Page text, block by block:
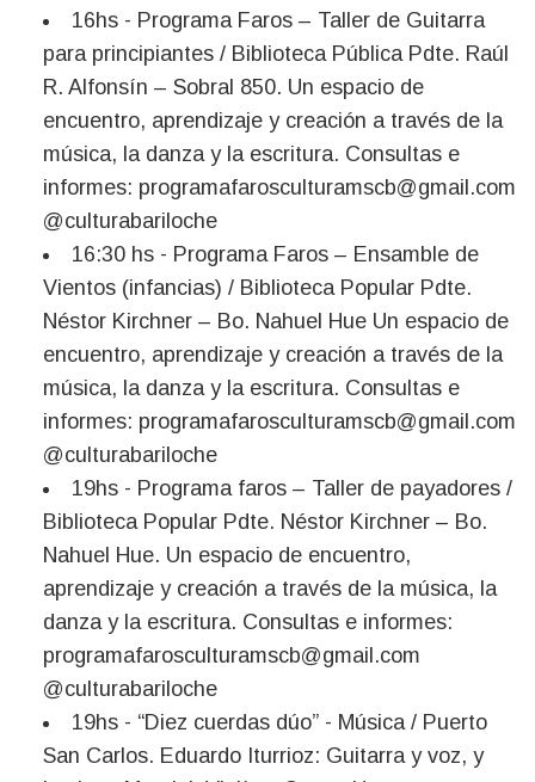
16hs - Programa Faros – Taller de Guitarra
para principiantes / Biblioteca Pública Pdte. Raúl
R. Alfonsín – Sobral 850. Un espacio de
encuentro, aprendizaje y creación a través de la
música, la danza y la escritura. Consultas e
informes: programafarosculturamscb@gmail.com
@culturabariloche
16:30 hs - Programa Faros – Ensamble de
Vientos (infancias) / Biblioteca Popular Pdte.
Néstor Kirchner – Bo. Nahuel Hue Un espacio de
encuentro, aprendizaje y creación a través de la
música, la danza y la escritura. Consultas e
informes: programafarosculturamscb@gmail.com
@culturabariloche
19hs - Programa faros – Taller de payadores /
Biblioteca Popular Pdte. Néstor Kirchner – Bo.
Nahuel Hue. Un espacio de encuentro,
aprendizaje y creación a través de la música, la
danza y la escritura. Consultas e informes:
programafarosculturamscb@gmail.com
@culturabariloche
19hs - “Diez cuerdas dúo” - Música / Puerto
San Carlos. Eduardo Iturrioz: Guitarra y voz, y